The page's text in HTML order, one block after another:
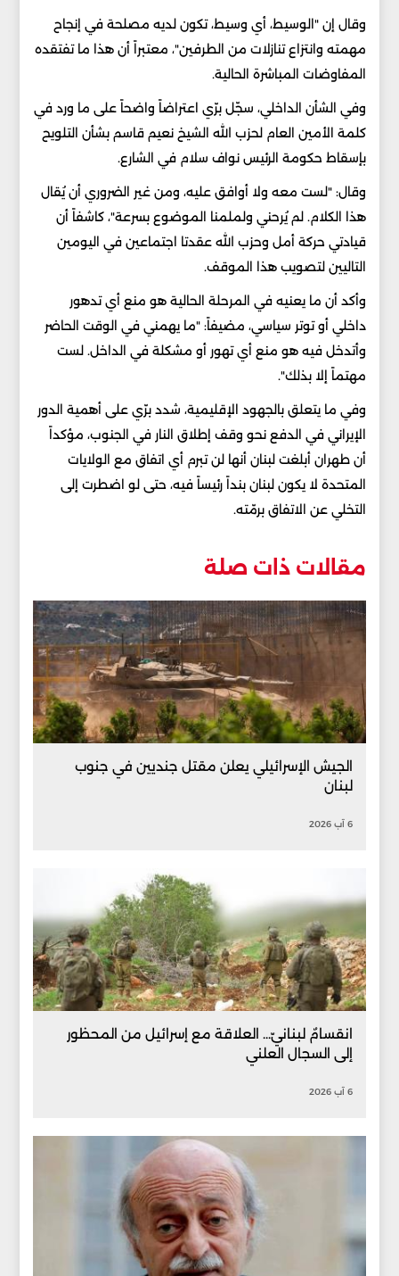
وقال إن "الوسيط، أي وسيط، تكون لديه مصلحة في إنجاح
مهمته وانتزاع تنازلات من الطرفين"، معتبراً أن هذا ما تفتقده
المفاوضات المباشرة الحالية.
وفي الشأن الداخلي، سجّل برّي اعتراضاً واضحاً على ما ورد في
كلمة الأمين العام لحزب الله الشيخ نعيم قاسم بشأن التلويح
بإسقاط حكومة الرئيس نواف سلام في الشارع.
وقال: "لست معه ولا أوافق عليه، ومن غير الضروري أن يُقال
هذا الكلام. لم يُرحني ولملمنا الموضوع بسرعة"، كاشفاً أن
قيادتي حركة أمل وحزب الله عقدتا اجتماعين في اليومين
التاليين لتصويب هذا الموقف.
وأكد أن ما يعنيه في المرحلة الحالية هو منع أي تدهور
داخلي أو توتر سياسي، مضيفاً: "ما يهمني في الوقت الحاضر
وأتدخل فيه هو منع أي تهور أو مشكلة في الداخل. لست
مهتماً إلا بذلك".
وفي ما يتعلق بالجهود الإقليمية، شدد برّي على أهمية الدور
الإيراني في الدفع نحو وقف إطلاق النار في الجنوب، مؤكداً
أن طهران أبلغت لبنان أنها لن تبرم أي اتفاق مع الولايات
المتحدة لا يكون لبنان بنداً رئيساً فيه، حتى لو اضطرت إلى
التخلي عن الاتفاق برمّته.
مقالات ذات صلة
الجيش الإسرائيلي يعلن مقتل جنديين في جنوب
لبنان
6 آب 2026
انقسامٌ لبنانيّ... العلاقة مع إسرائيل من المحظور
إلى السجال العلني
6 آب 2026